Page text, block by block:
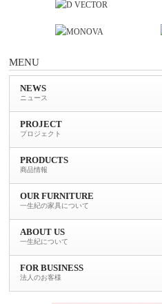
MENU
NEWS
ニュース
PROJECT
プロジェクト
PRODUCTS
商品情報
OUR FURNITURE
一生紀の家具について
ABOUT US
一生紀について
FOR BUSINESS
法人のお客様